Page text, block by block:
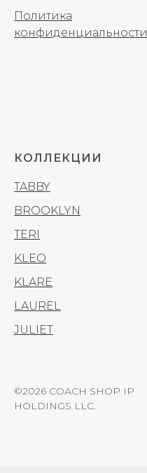
Политика
конфиденциальности
КОЛЛЕКЦИИ
TABBY
BROOKLYN
TERI
KLEO
KLARE
LAUREL
JULIET
©2026 COACH SHOP IP
HOLDINGS LLC.